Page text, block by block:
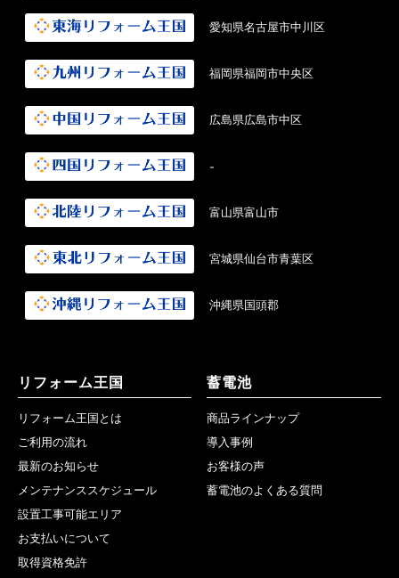
愛知県名古屋市中川区
福岡県福岡市中央区
広島県広島市中区
-
富山県富山市
宮城県仙台市青葉区
沖縄県国頭郡
リフォーム王国
リフォーム王国とは
ご利用の流れ
最新のお知らせ
メンテナンススケジュール
設置工事可能エリア
お支払いについて
取得資格免許
蓄電池
商品ラインナップ
導入事例
お客様の声
蓄電池のよくある質問